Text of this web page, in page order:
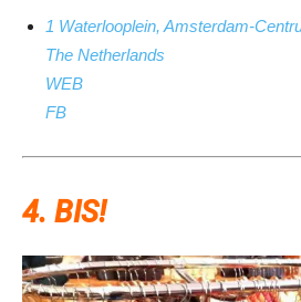
1 Waterlooplein, Amsterdam-
The Netherlands
WEB
FB
4. BIS!